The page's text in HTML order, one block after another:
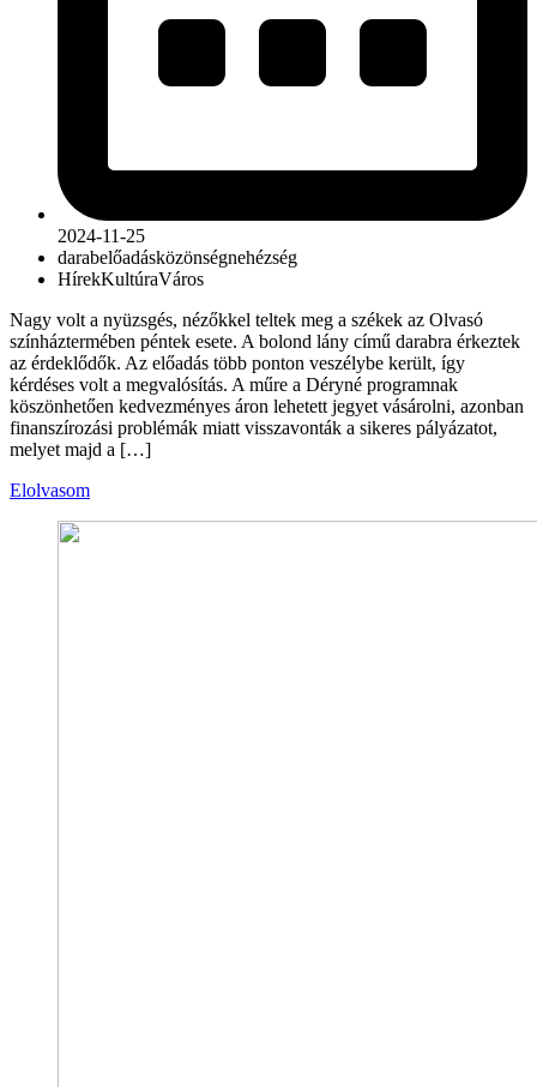
2024-11-25
darabelőadásközönségnehézség
HírekKultúraVáros
Nagy volt a nyüzsgés, nézőkkel teltek meg a székek az Olvasó
színháztermében péntek esete. A bolond lány című darabra érkeztek
az érdeklődők. Az előadás több ponton veszélybe került, így
kérdéses volt a megvalósítás. A műre a Déryné programnak
köszönhetően kedvezményes áron lehetett jegyet vásárolni, azonban
finanszírozási problémák miatt visszavonták a sikeres pályázatot,
melyet majd a […]
Elolvasom